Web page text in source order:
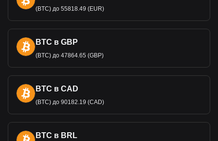
(BTC) до 55818.49 (EUR)
BTC в GBP
(BTC) до 47864.65 (GBP)
BTC в CAD
(BTC) до 90182.19 (CAD)
BTC в BRL